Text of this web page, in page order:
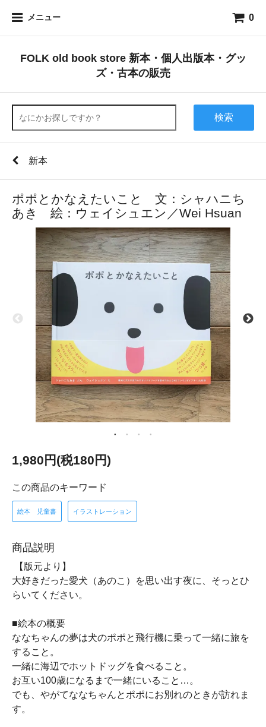
メニュー 0
FOLK old book store 新本・個人出版本・グッ
ズ・古本の販売
検索
新本
ポポとかなえたいこと 文：シャハニち
あき 絵：ウェイシュエン／Wei Hsuan
1,980円(税180円)
この商品のキーワード
絵本 児童書 イラストレーション
商品説明
【版元より】
大好きだった愛犬（あのこ）を思い出す夜に、そっとひ
らいてください。
■絵本の概要
ななちゃんの夢は犬のポポと飛行機に乗って一緒に旅を
すること。
一緒に海辺でホットドッグを食べること。
お互い100歳になるまで一緒にいること…。
でも、やがてななちゃんとポポにお別れのときが訪れま
す。